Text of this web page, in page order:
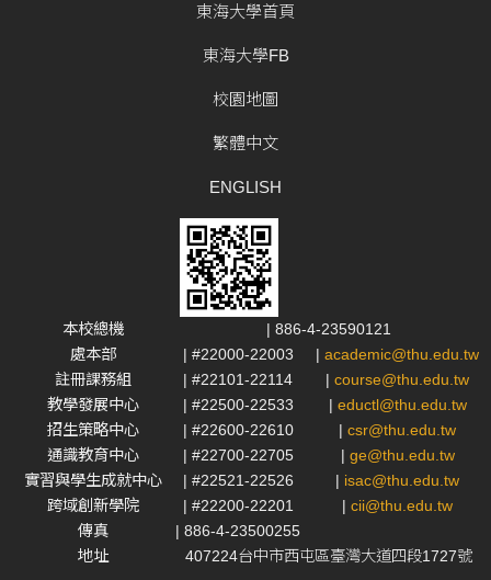
東海大學首頁
東海大學FB
校園地圖
繁體中文
ENGLISH
本校總機
| 886-4-23590121
處本部
| #22000-22003 | academic@thu.edu.tw
註冊課務組
| #22101-22114 | course@thu.edu.tw
教學發展中心
| #22500-22533 | eductl@thu.edu.tw
招生策略中心
| #22600-22610 | csr@thu.edu.tw
通識教育中心
| #22700-22705 | ge@thu.edu.tw
實習與學生成就中心
| #22521-22526 | isac@thu.edu.tw
跨域創新學院
| #22200-22201 | cii@thu.edu.tw
傳真
| 886-4-23500255
地址
407224台中市西屯區臺灣大道四段1727號